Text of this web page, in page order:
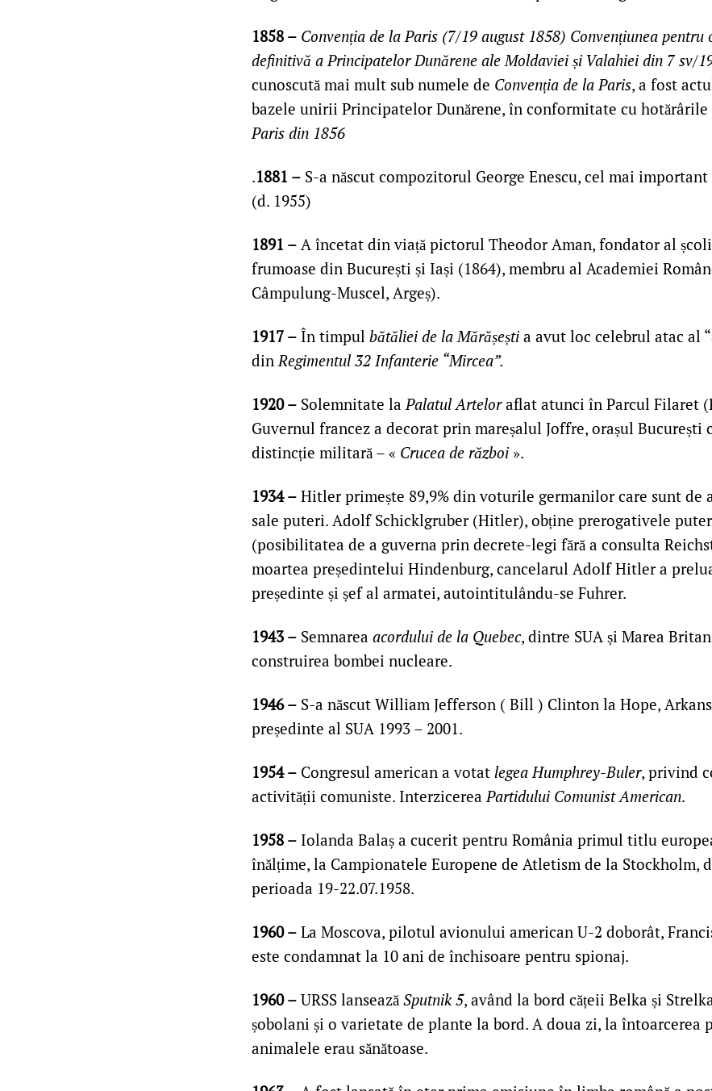
1858 – Convenția de la Paris (7/19 august 1858) Convențiunea pentru
definitivă a Principatelor Dunărene ale Moldaviei și Valahiei din 7 sv/
cunoscută mai mult sub numele de Convenția de la Paris, a fost
bazele unirii Principatelor Dunărene, în conformitate cu hotărârile
Paris din 1856
.1881 – S-a născut compozitorul George Enescu, cel mai
(d. 1955)
1891 – A încetat din viață pictorul Theodor Aman, fondator al
frumoase din București și Iași (1864), membru al Academiei
Câmpulung-Muscel, Argeș).
1917 – În timpul bătăliei de la Mărășești a avut loc celebrul atac al “
din Regimentul 32 Infanterie “Mircea”.
1920 – Solemnitate la Palatul Arteloraflat atunci în Parcul Filaret
Guvernul francez a decorat prin mareșalul Joffre, orașul București
distincție militară – « Crucea de război ».
1934 – Hitler primește 89,9% din voturile germanilor care sunt de
sale puteri. Adolf Schicklgruber (Hitler), obține prerogativele
(posibilitatea de a guverna prin decrete-legi fără a consulta
moartea președintelui Hindenburg, cancelarul Adolf Hitler a
președinte și șef al armatei, autointitulându-se Fuhrer.
1943 – Semnarea acordului de la Quebec, dintre SUA și Marea
construirea bombei nucleare.
1946 – S-a născut William Jefferson ( Bill ) Clinton la Hope,
președinte al SUA 1993 – 2001.
1954 – Congresul american a votat legea Humphrey-Buler, privind
activității comuniste. Interzicerea Partidului Comunist American.
1958 – Iolanda Balaș a cucerit pentru România primul titlu
înălțime, la Campionatele Europene de Atletism de la Stockholm,
perioada 19-22.07.1958.
1960 – La Moscova, pilotul avionului american U-2 doborât,
este condamnat la 10 ani de închisoare pentru spionaj.
1960 – URSS lansează Sputnik 5, având la bord cățeii Belka și
șobolani și o varietate de plante la bord. A doua zi, la întoarcerea
animalele erau sănătoase.